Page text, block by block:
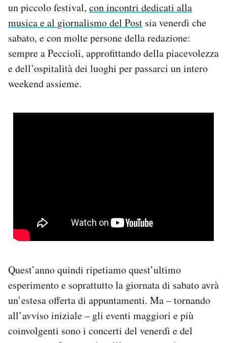
un piccolo festival, con incontri dedicati alla
musica e al giornalismo del Post sia venerdì che
sabato, e con molte persone della redazione:
sempre a Peccioli, approfittando della piacevolezza
e dell’ospitalità dei luoghi per passarci un intero
weekend assieme.
Quest’anno quindi ripetiamo quest’ultimo
esperimento e soprattutto la giornata di sabato avrà
un’estesa offerta di appuntamenti. Ma – tornando
all’avviso iniziale – gli eventi maggiori e più
coinvolgenti sono i concerti del venerdì e del